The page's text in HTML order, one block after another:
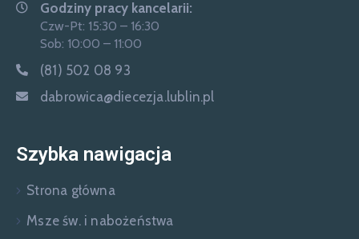
Godziny pracy kancelarii:
Czw-Pt: 15:30 – 16:30
Sob: 10:00 – 11:00
(81) 502 08 93
dabrowica@diecezja.lublin.pl
Szybka nawigacja
Strona główna
Msze św. i nabożeństwa